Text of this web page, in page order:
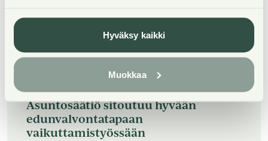
Hyväksy kaikki
Muokkaa
Tutkimus paljasti kyläilykadon – yli
mennä naapuriin kylään
Asuntosäätiö sitoutuu hyvään
edunvalvontatapaan
vaikuttamistyössään